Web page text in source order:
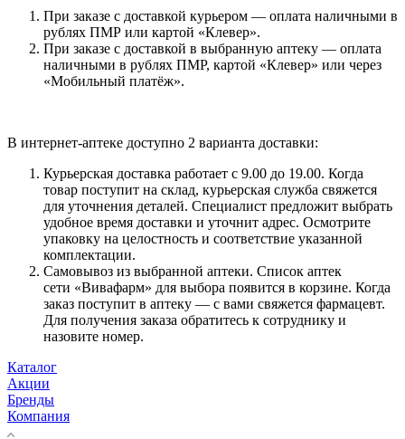
При заказе с доставкой курьером — оплата наличными в
рублях ПМР или картой «Клевер».
При заказе с доставкой в выбранную аптеку — оплата
наличными в рублях ПМР, картой «Клевер» или через
«Мобильный платёж».
В интернет-аптеке доступно 2 варианта доставки:
Курьерская доставка работает с 9.00 до 19.00. Когда
товар поступит на склад, курьерская служба свяжется
для уточнения деталей. Специалист предложит выбрать
удобное время доставки и уточнит адрес. Осмотрите
упаковку на целостность и соответствие указанной
комплектации.
Самовывоз из выбранной аптеки. Список аптек
сети «Вивафарм» для выбора появится в корзине. Когда
заказ поступит в аптеку — с вами свяжется фармацевт.
Для получения заказа обратитесь к сотруднику и
назовите номер.
Каталог
Акции
Бренды
Компания